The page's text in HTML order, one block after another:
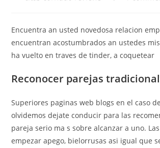
Encuentra an usted novedosa relacion
encuentran acostumbrados an ustedes
ha vuelto en traves de tinder, a coquetear
Reconocer parejas
Superiores paginas web blogs en el caso
olvidemos dejate conducir para las
pareja serio ma s sobre alcanzar a uno.
empezar apego, bielorrusas asi­ igual que